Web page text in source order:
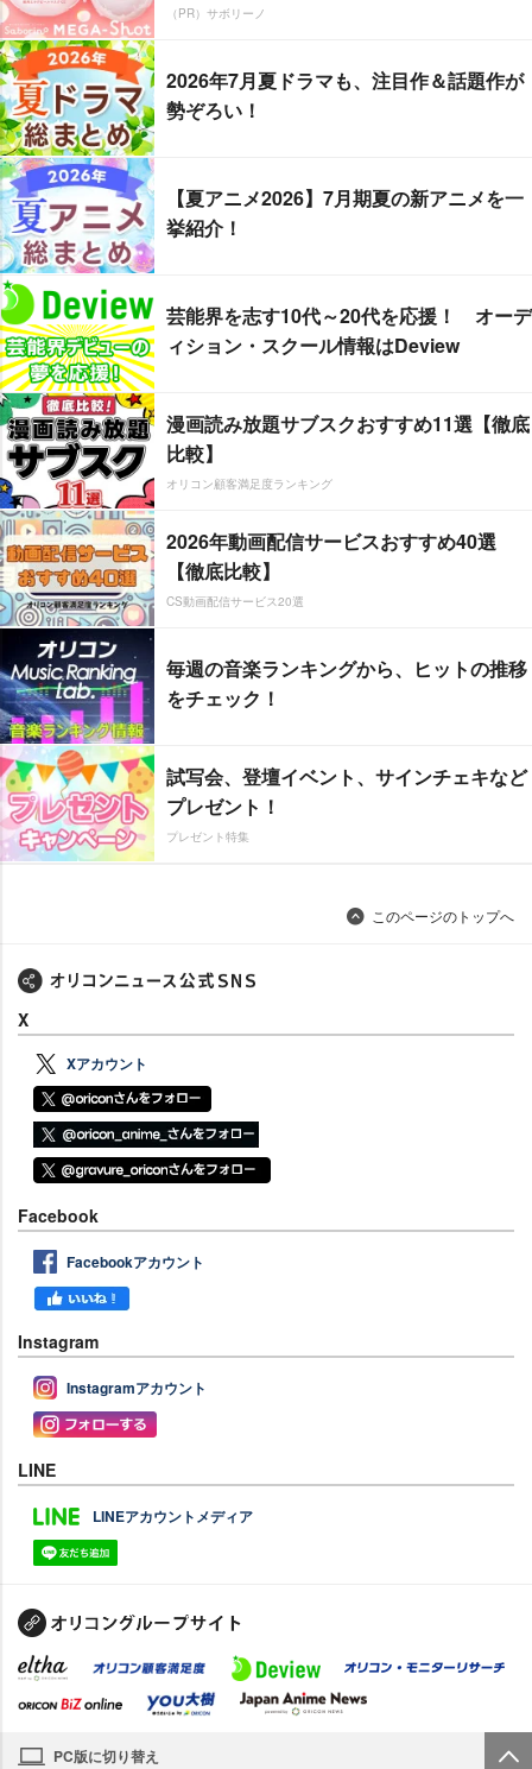
（PR）サボリーノ
2026年7月夏ドラマも、注目作＆話題作が
勢ぞろい！
【夏アニメ2026】7月期夏の新アニメを一
挙紹介！
芸能界を志す10代～20代を応援！ オーデ
ィション・スクール情報はDeview
漫画読み放題サブスクおすすめ11選【徹底
比較】
オリコン顧客満足度ランキング
2026年動画配信サービスおすすめ40選
【徹底比較】
CS動画配信サービス20選
毎週の音楽ランキングから、ヒットの推移
をチェック！
試写会、登壇イベント、サインチェキなど
プレゼント！
プレゼント特集
このページのトップへ
X
Xアカウント
Facebook
Facebookアカウント
Instagram
Instagramアカウント
LINE
LINEアカウントメディア
PC版に切り替え